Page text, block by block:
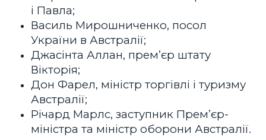
і Павла;
Василь Мирошниченко, посол
України в Австралії;
Джасінта Аллан, прем’єр штату
Вікторія;
Дон Фарел, міністр торгівлі і туризму
Австралії;
Річард Марлс, заступник Прем’єр-
міністра та міністр оборони Австралії.